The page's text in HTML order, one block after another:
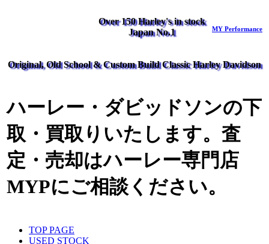
Over 150 Harley's in stock
Japan No.1
MY Performance
Original, Old School & Custom Build Classic Harley Davidson
ハーレー・ダビッドソンの下
取・買取りいたします。査
定・売却はハーレー専門店
MYPにご相談ください。
TOP PAGE
USED STOCK